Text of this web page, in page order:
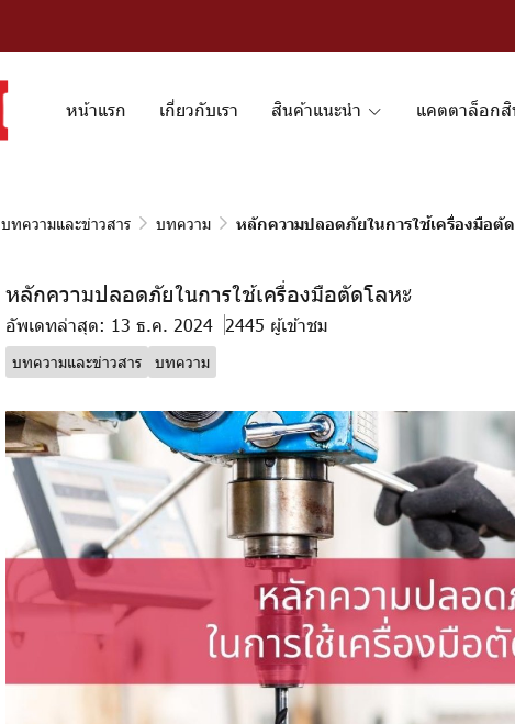
หน้าแรก เกี่ยวกับเรา สินค้าแนะนำ แคตตาล็อก
บทความและข่าวสาร บทความ หลักความปลอดภัยในการใช้เครื่องมือตั
หลักความปลอดภัยในการใช้เครื่องมือตัดโลหะ
อัพเดทล่าสุด: 13 ธ.ค. 2024 2445 ผู้เข้าชม
บทความและข่าวสาร บทความ